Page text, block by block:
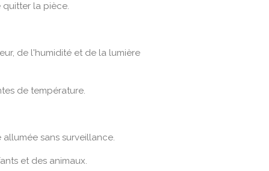
la pièce.
de l'humidité et de la lumière
de température.
sans surveillance.
et des animaux.